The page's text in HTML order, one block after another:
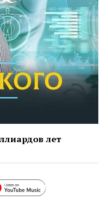
лет
channel/
t.me/mavestreambot/
https://